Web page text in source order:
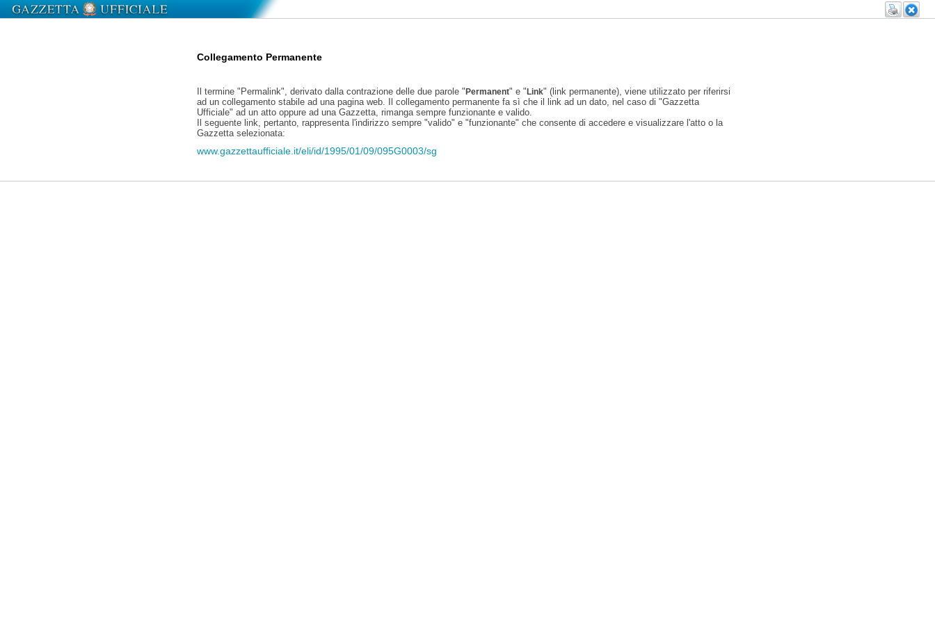
Collegamento Permanente
Il termine "Permalink", derivato dalla contrazione delle due parole "Permanent" e "Link" (link permanente), viene utilizzato per riferirsi
ad un collegamento stabile ad una pagina web. Il collegamento permanente fa sì che il link ad un dato, nel caso di "Gazzetta
Ufficiale" ad un atto oppure ad una Gazzetta, rimanga sempre funzionante e valido.
Il seguente link, pertanto, rappresenta l'indirizzo sempre "valido" e "funzionante" che consente di accedere e visualizzare l'atto o la
Gazzetta selezionata:
www.gazzettaufficiale.it/eli/id/1995/01/09/095G0003/sg